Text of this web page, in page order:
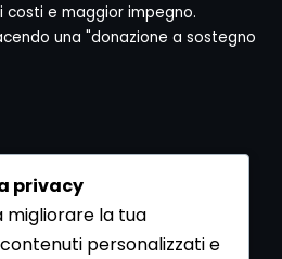
costi e maggior impegno.
una "donazione a sostegno
privacy
migliorare la tua
personalizzati e